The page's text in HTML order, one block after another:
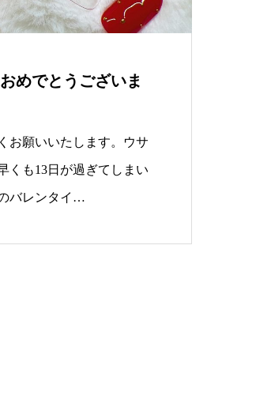
めでとうございま
お願いいたします。ウサ
くも13日が過ぎてしまい
バレンタイ…